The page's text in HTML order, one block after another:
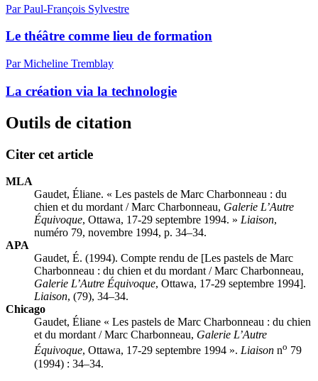
Par Paul-François Sylvestre
Le théâtre comme lieu de formation
Par Micheline Tremblay
La création via la technologie
Outils de citation
Citer cet article
MLA
Gaudet, Éliane. « Les pastels de Marc Charbonneau : du
chien et du mordant / Marc Charbonneau, Galerie L’Autre
Équivoque, Ottawa, 17-29 septembre 1994. » Liaison,
numéro 79, novembre 1994, p. 34–34.
APA
Gaudet, É. (1994). Compte rendu de [Les pastels de Marc
Charbonneau : du chien et du mordant / Marc Charbonneau,
Galerie L’Autre Équivoque, Ottawa, 17-29 septembre 1994].
Liaison, (79), 34–34.
Chicago
Gaudet, Éliane « Les pastels de Marc Charbonneau : du chien
et du mordant / Marc Charbonneau, Galerie L’Autre
Équivoque, Ottawa, 17-29 septembre 1994 ». Liaison no 79
(1994) : 34–34.